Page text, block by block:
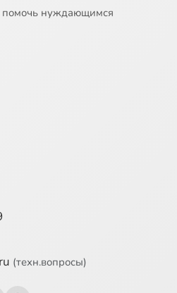
помочь нуждающимся
(техн.вопросы)